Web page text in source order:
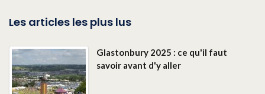
Les articles les plus lus
Glastonbury 2025 : ce qu'il faut
savoir avant d'y aller